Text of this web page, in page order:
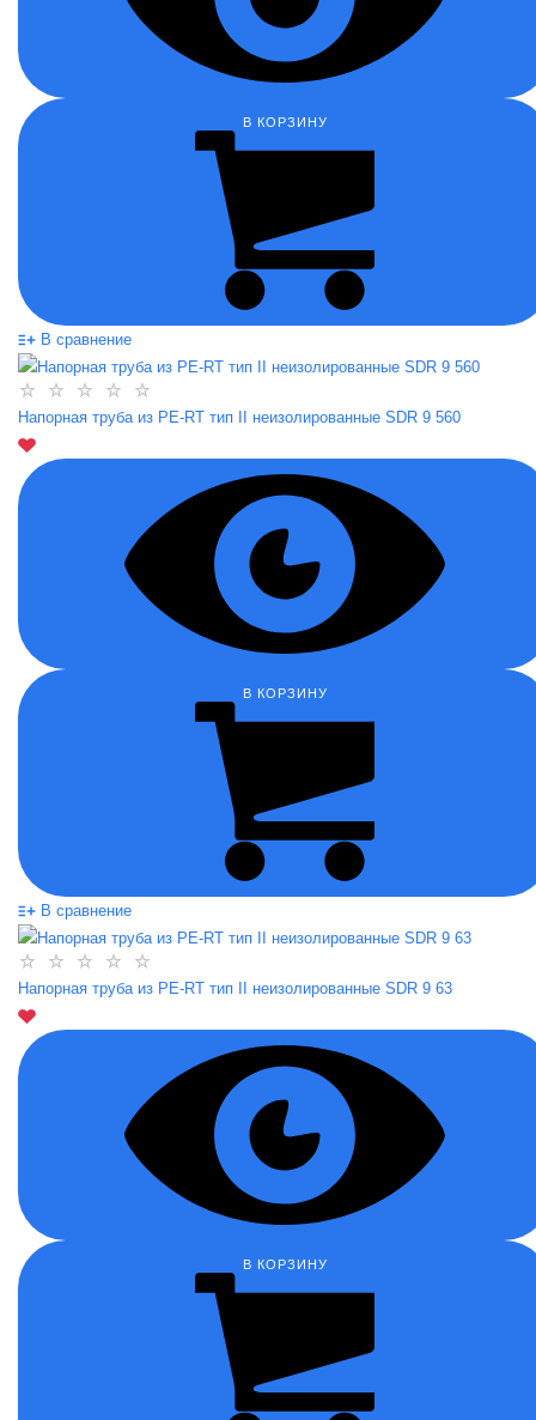
В КОРЗИНУ
В сравнение
Напорная труба из PE-RT тип II неизолированные SDR 9 560
В КОРЗИНУ
В сравнение
Напорная труба из PE-RT тип II неизолированные SDR 9 63
В КОРЗИНУ